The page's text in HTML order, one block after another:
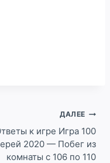
ДАЛЕЕ
к игре Игра 100
2020 — Побег из
комнаты с 106 по 110